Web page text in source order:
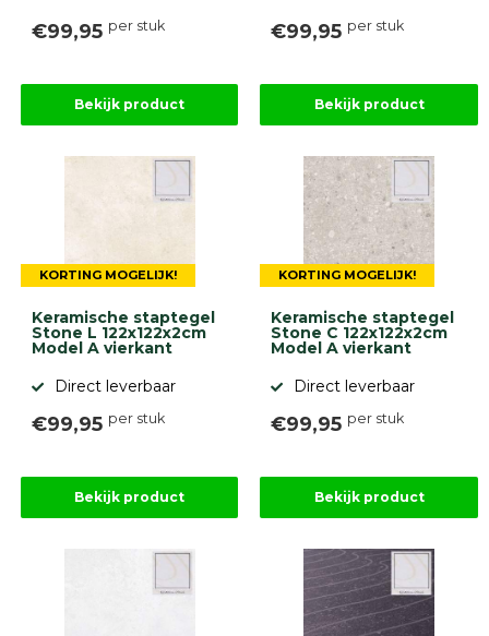
Overig
tuinproject
9.1
gebaseerd
ervaringen
€99,95 per stuk
Bekijk product
€99,95 per stuk
Bekijk product
KORTING MOGELIJK!
Keramische staptegel
Stone L 122x122x2cm
Model A vierkant
Direct leverbaar
€99,95 per stuk
Bekijk product
KORTING MOGELIJK!
Keramische staptegel
Stone C 122x122x2cm
Model A vierkant
Direct leverbaar
€99,95 per stuk
Bekijk product